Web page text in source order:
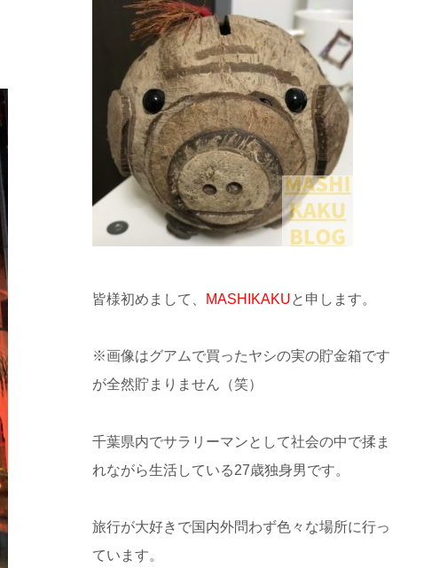
皆様初めまして、 MASHIKAKUと申します。
※画像はグアムで買ったヤシの実の貯金箱です
が全然貯まりません（笑）
千葉県内でサラリーマンとして社会の中で揉ま
れながら生活している27歳独身男です。
旅行が大好きで国内外問わず色々な場所に行っ
ています。